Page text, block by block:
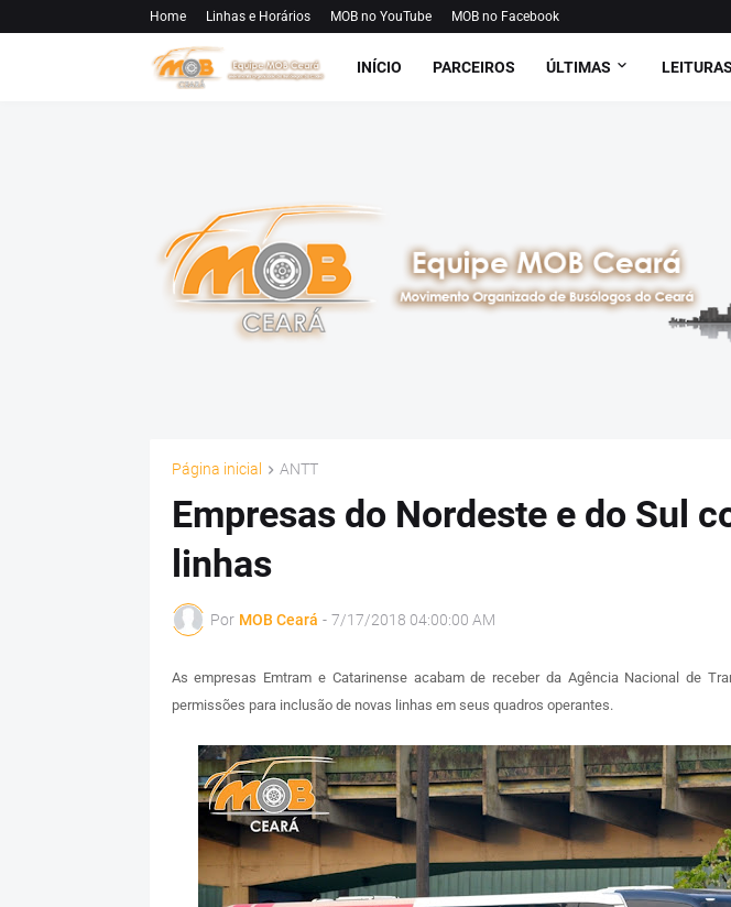
Home Linhas e Horários MOB no YouTube MOB no Facebook
INÍCIO PARCEIROS ÚLTIMAS LEITURAS
Página inicial ANTT
Empresas do Nordeste e do Sul
linhas
Por MOB Ceará - 7/17/2018 04:00:00 AM
As empresas Emtram e Catarinense acabam de receber da Agência Nacional de
permissões para inclusão de novas linhas em seus quadros operantes.